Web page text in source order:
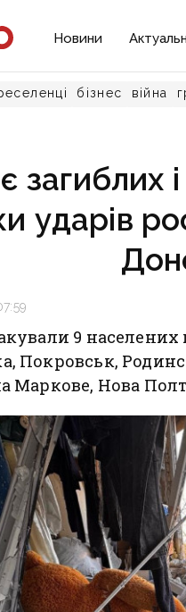
Новини
бізнес війна
загиблих
ударів
9
Покровськ,
Маркове, Нова